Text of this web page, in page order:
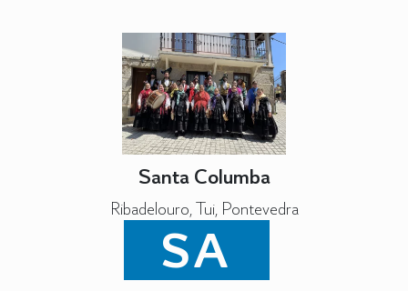
Santa Columba
Ribadelouro, Tui, Pontevedra
SA